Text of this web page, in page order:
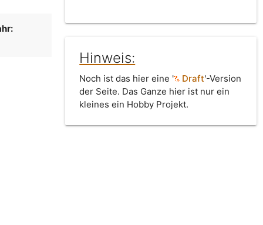
Hinweis:
Noch ist das hier eine ' Draft'-Version
der Seite. Das Ganze hier ist nur ein
kleines ein Hobby Projekt.